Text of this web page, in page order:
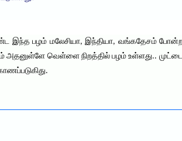
இந்த பழம் மலேசியா, இந்தியா, வங்கதேசம் போன்ற
அதனுள்ளே வெள்ளை நிறத்தில் பழம் உள்ளது..